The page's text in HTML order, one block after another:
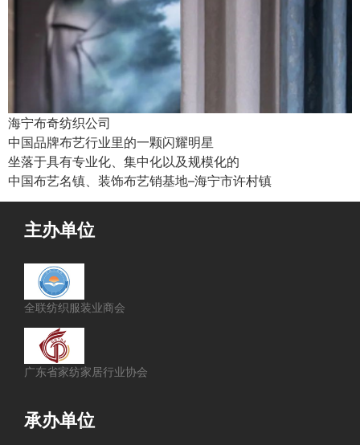
海宁布奇纺织公司
中国品牌布艺行业里的一颗闪耀明星
坐落于具有专业化、集中化以及规模化的
中国布艺名镇、装饰布艺销基地–海宁市许村镇
主办单位
全联纺织服装业商会
广东省家纺家居行业协会
承办单位